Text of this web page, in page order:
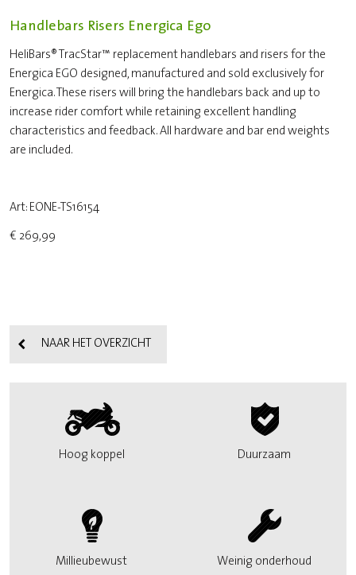
Handlebars Risers Energica Ego
HeliBars® TracStar™ replacement handlebars and risers for the
Energica EGO designed, manufactured and sold exclusively for
Energica. These risers will bring the handlebars back and up to
increase rider comfort while retaining excellent handling
characteristics and feedback. All hardware and bar end weights
are included.
Art: EONE-TS16154
€ 269,99
NAAR HET OVERZICHT
Hoog koppel Duurzaam
Millieubewust Weinig onderhoud